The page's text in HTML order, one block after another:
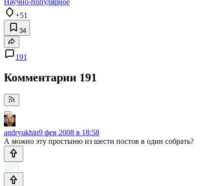
+51
34
191
Комментарии 191
andryukhin9 фев 2008 в 18:58
А можно эту простыню из шести постов в один собрать?